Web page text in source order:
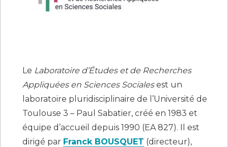
Le Laboratoire d’Études et de Recherches
Appliquées en Sciences Socialesest un
laboratoire pluridisciplinaire de l’Université de
Toulouse 3 – Paul Sabatier, créé en 1983 et
équipe d’accueil depuis 1990 (EA 827). Il est
dirigé par Franck BOUSQUET (directeur),